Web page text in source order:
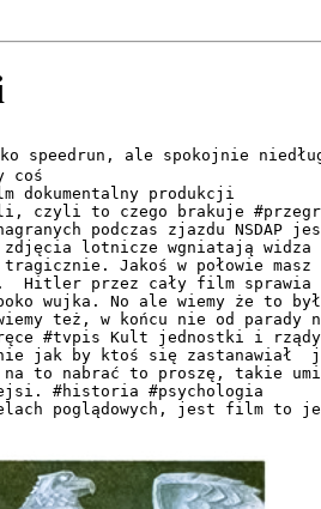
speedrun, ale spokojnie
coś
dokumentalny produkcji
czyli to czego brakuje
podczas zjazdu NSDAP
zdjęcia lotnicze wgniatają
Jakoś w połowie masz
Hitler przez cały film sprawia
wujka. No ale wiemy że to
też, w końcu nie od parady
#tvpis Kult jednostki i
jak by ktoś się zastanawiał
to nabrać to proszę, takie
#historia #psychologia
poglądowych, jest film